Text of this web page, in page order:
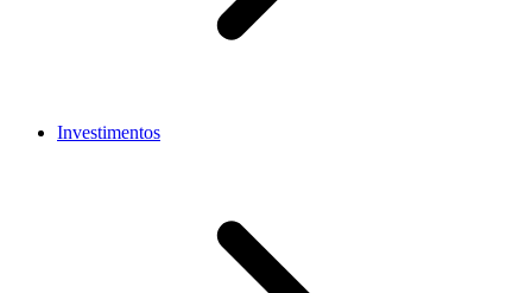
Investimentos